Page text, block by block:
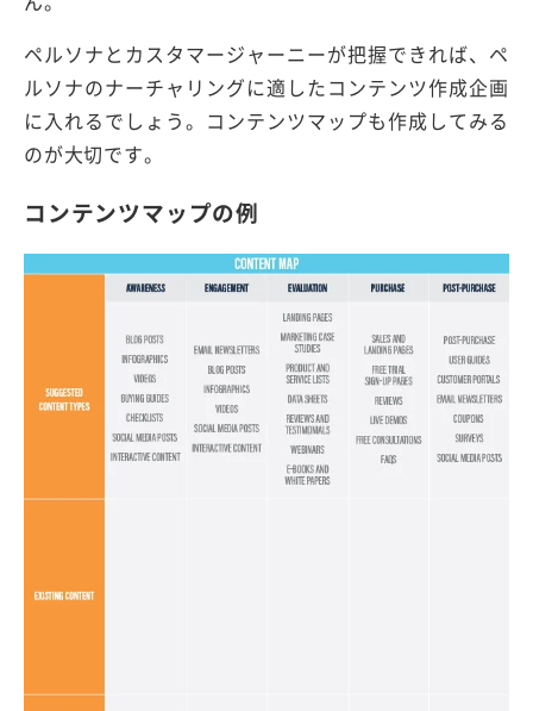
ペルソナとカスタマージャーニーが把握できれば、ペ
ルソナのナーチャリングに適したコンテンツ作成企画
に入れるでしょう。コンテンツマップも作成してみる
のが大切です。
コンテンツマップの例